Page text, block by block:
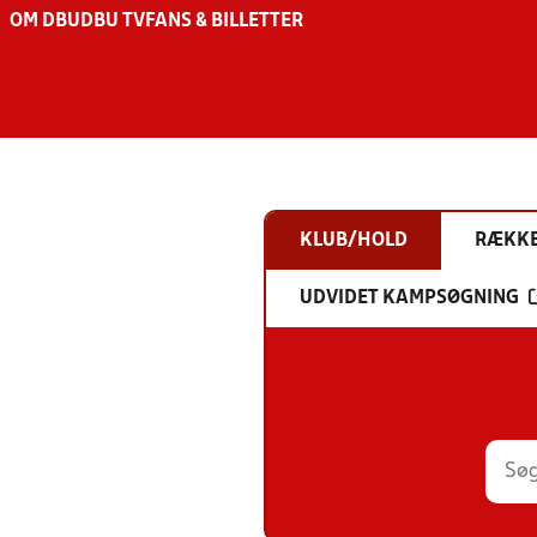
OM DBU DBU TV FANS & BILLETTER
KLUB/HOLD
UDVIDET KAMPSØGNING